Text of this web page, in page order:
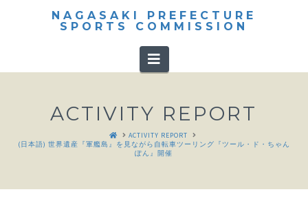
NAGASAKI PREFECTURE
SPORTS COMMISSION
Navigation
ACTIVITY REPORT
HOMEACTIVITY REPORT
(日本語) 世界遺産『軍艦島』を見ながら自転車ツーリング『ツール・ド・ちゃん
ぽん』開催